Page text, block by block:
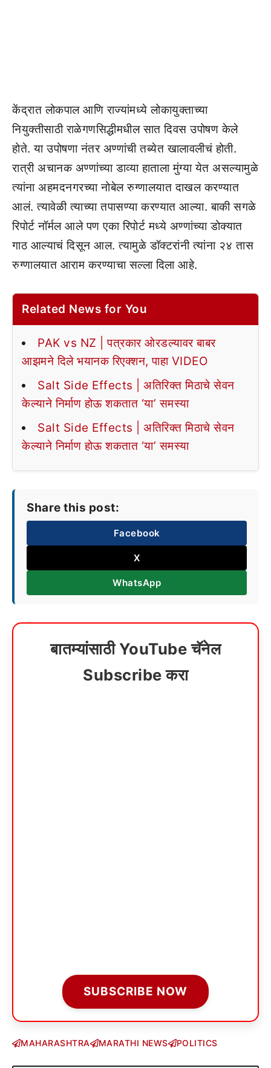
केंद्रात लोकपाल आणि राज्यांमध्ये लोकायुक्ताच्या
नियुक्तीसाठी राळेगणसिद्धीमधील सात दिवस उपोषण केले
होते. या उपोषणा नंतर अण्णांची तब्येत खालावलीचं होती.
रात्री अचानक अण्णांच्या डाव्या हाताला मुंग्या येत असल्यामुळे
त्यांना अहमदनगरच्या नोबेल रुग्णालयात दाखल करण्यात
आलं. त्यावेळी त्याच्या तपासण्या करण्यात आल्या. बाकी सगळे
रिपोर्ट नॉर्मल आले पण एका रिपोर्ट मध्ये अण्णांच्या डोक्यात
गाठ आल्याचं दिसून आल. त्यामुळे डॉक्टरांनी त्यांना २४ तास
रुग्णालयात आराम करण्याचा सल्ला दिला आहे.
Related News for You
PAK vs NZ | पत्रकार ओरडल्यावर बाबर
आझमने दिले भयानक रिएक्शन, पाहा VIDEO
Salt Side Effects | अतिरिक्त मिठाचे सेवन
केल्याने निर्माण होऊ शकतात ‘या’ समस्या
Salt Side Effects | अतिरिक्त मिठाचे सेवन
केल्याने निर्माण होऊ शकतात ‘या’ समस्या
Share this post:
Facebook
X
WhatsApp
बातम्यांसाठी YouTube चॅनेल
Subscribe करा
SUBSCRIBE NOW
MAHARASHTRA MARATHI NEWS POLITICS